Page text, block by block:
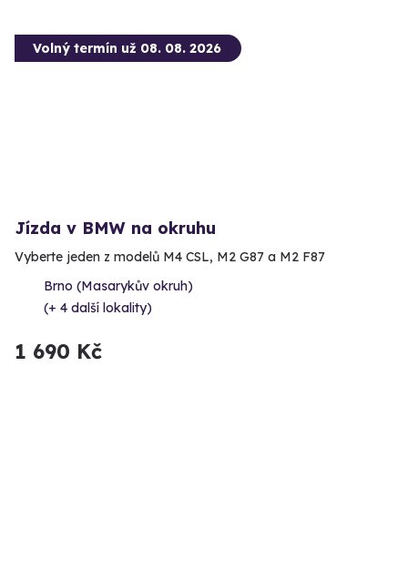
Volný termín už 08. 08. 2026
Jízda v BMW na okruhu
Vyberte jeden z modelů M4 CSL, M2 G87 a M2 F87
Brno (Masarykův okruh)
(+ 4 další lokality)
1 690 Kč